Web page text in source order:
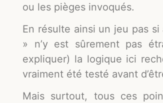
ou les pièges invoqués.
En résulte ainsi un jeu pas
» n’y est sûrement pas
expliquer) la logique ici
vraiment été testé avant
Mais surtout, tous ces